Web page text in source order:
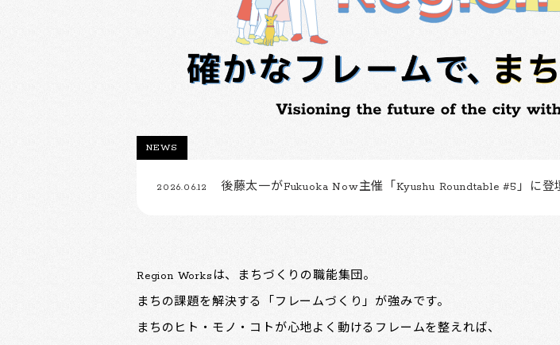
NEWS
2026.06.12 後藤太一がFukuoka Now主催「Kyushu Roundtable #5」に登
Region Worksは、まちづくりの職能集団。
まちの課題を解決する「フレームづくり」が強みです。
まちのヒト・モノ・コトが心地よく動けるフレームを整えれば、